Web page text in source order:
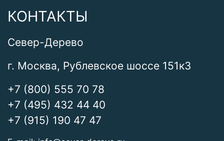
КОНТАКТЫ
Север-Дерево
г. Москва, Рублевское шоссе 151к3
+7 (800) 555 70 78
+7 (495) 432 44 40
+7 (915) 190 47 47